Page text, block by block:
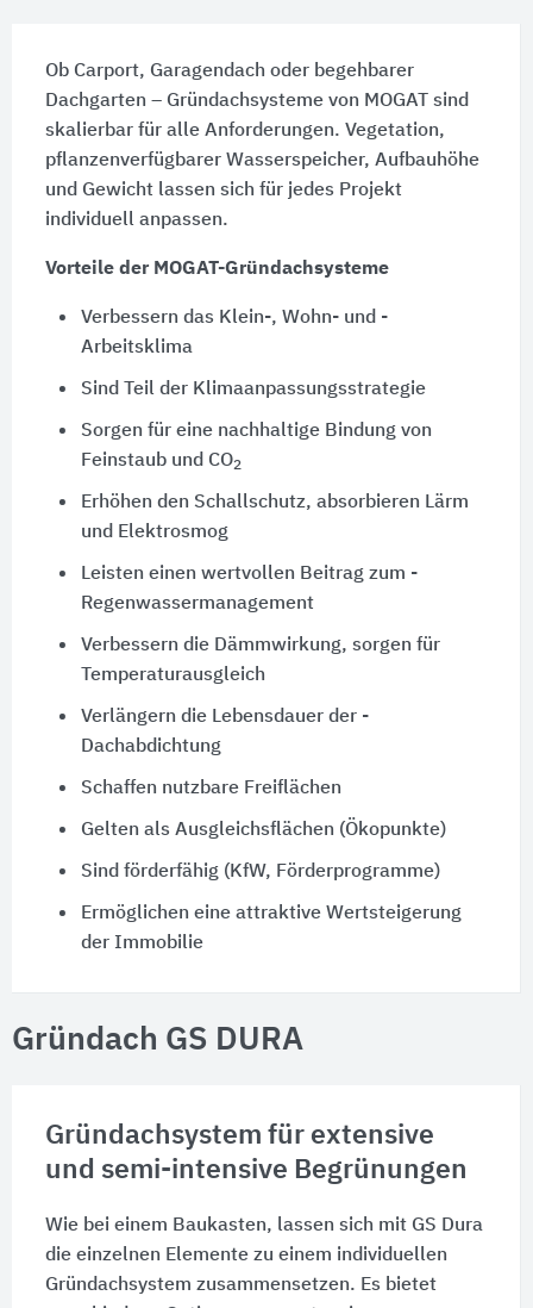
Ob Carport, Garagendach oder begehbarer
Dachgarten – Gründachsysteme von MOGAT sind
skalierbar für alle Anforderungen. Vegetation,
pflanzenverfügbarer Wasserspeicher, Aufbauhöhe
und Gewicht lassen sich für jedes Projekt
individuell anpassen.
Vorteile der MOGAT-Gründachsysteme
Verbessern das Klein-, Wohn- und ­
Arbeitsklima
Sind Teil der Klimaanpassungsstrategie
Sorgen für eine nachhaltige Bindung von
Feinstaub und CO2
Erhöhen den Schallschutz, absorbieren Lärm
und Elektrosmog
Leisten einen wertvollen Beitrag zum ­
Regenwassermanagement
Verbessern die Dämmwirkung, sorgen für
Temperaturausgleich
Verlängern die Lebensdauer der ­
Dachabdichtung
Schaffen nutzbare Freiflächen
Gelten als Ausgleichsflächen (Ökopunkte)
Sind förderfähig (KfW, Förderprogramme)
Ermöglichen eine attraktive Wertsteigerung
der Immobilie
Gründach GS DURA
Gründachsystem für extensive
und semi-intensive Begrünungen
Wie bei einem Baukasten, lassen sich mit GS Dura
die einzelnen Elemente zu einem individuellen
Gründachsystem zusammensetzen. Es bietet